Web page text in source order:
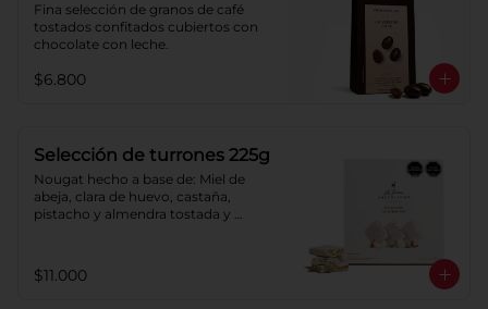
Fina selección de granos de café
tostados confitados cubiertos con
chocolate con leche.
$6.800
Selección de turrones 225g
Nougat hecho a base de: Miel de
abeja, clara de huevo, castaña,
pistacho y almendra tostada y
$11.000